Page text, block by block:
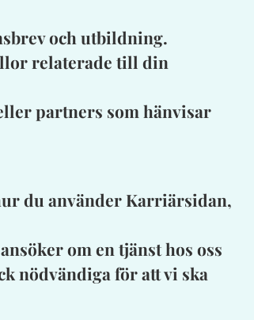
och utbildning.
relaterade till din
partners som hänvisar
du använder Karriärsidan,
om en tjänst hos oss
nödvändiga för att vi ska